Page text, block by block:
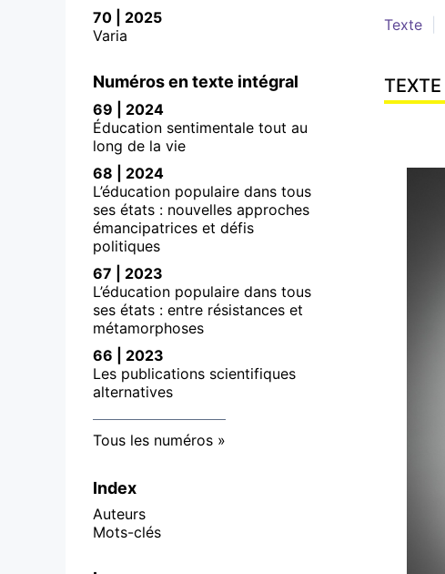
70 | 2025
Varia
Numéros en texte intégral
69 | 2024
Éducation sentimentale tout au
long de la vie
68 | 2024
L’éducation populaire dans tous
ses états : nouvelles approches
émancipatrices et défis
politiques
67 | 2023
L’éducation populaire dans tous
ses états : entre résistances et
métamorphoses
66 | 2023
Les publications scientifiques
alternatives
Tous les numéros
Index
Auteurs
Mots-clés
Texte
TEXTE